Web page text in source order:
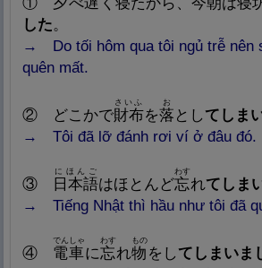
した。
→ Do tối hôm qua tôi ngủ trễ nên
quên mất.
② どこかで財布
さいふ
を落
お
としてしま
→ Tôi đã lỡ đánh rơi ví ở đâu đó.
③ 日 本
sự vật, sách
語
にほんご
はほとんど忘
わす
れてしま
→ Tiếng Nhật thì hầu như tôi đã
④ 電車
でんしゃ
に忘
わす
れ物
もの
をしてしまいま